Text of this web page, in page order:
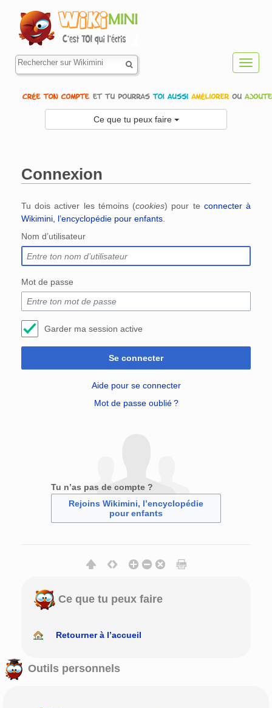
Ce que tu peux faire
Connexion
Tu dois activer les témoins (cookies) pour te connecter à
Wikimini, l’encyclopédie pour enfants.
Nom d’utilisateur
Mot de passe
Garder ma session active
Se connecter
Aide pour se connecter
Mot de passe oublié ?
Tu n’as pas de compte ?
Rejoins Wikimini, l’encyclopédie
pour enfants
Ce que tu peux faire
Retourner à l’accueil
Outils personnels